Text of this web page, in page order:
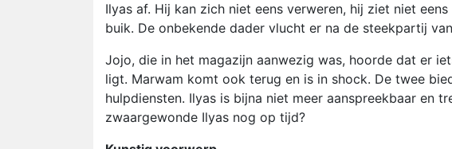
Ilyas af. Hij kan zich niet eens verweren, hij ziet niet
buik. De onbekende dader vlucht er na de steekpartij
Jojo, die in het magazijn aanwezig was, hoorde dat er
ligt. Marwam komt ook terug en is in shock. De twee
hulpdiensten. Ilyas is bijna niet meer aanspreekbaar en
zwaargewonde Ilyas nog op tijd?